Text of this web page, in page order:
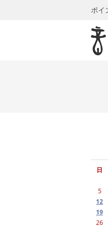
ポイ
日
5
12
19
26